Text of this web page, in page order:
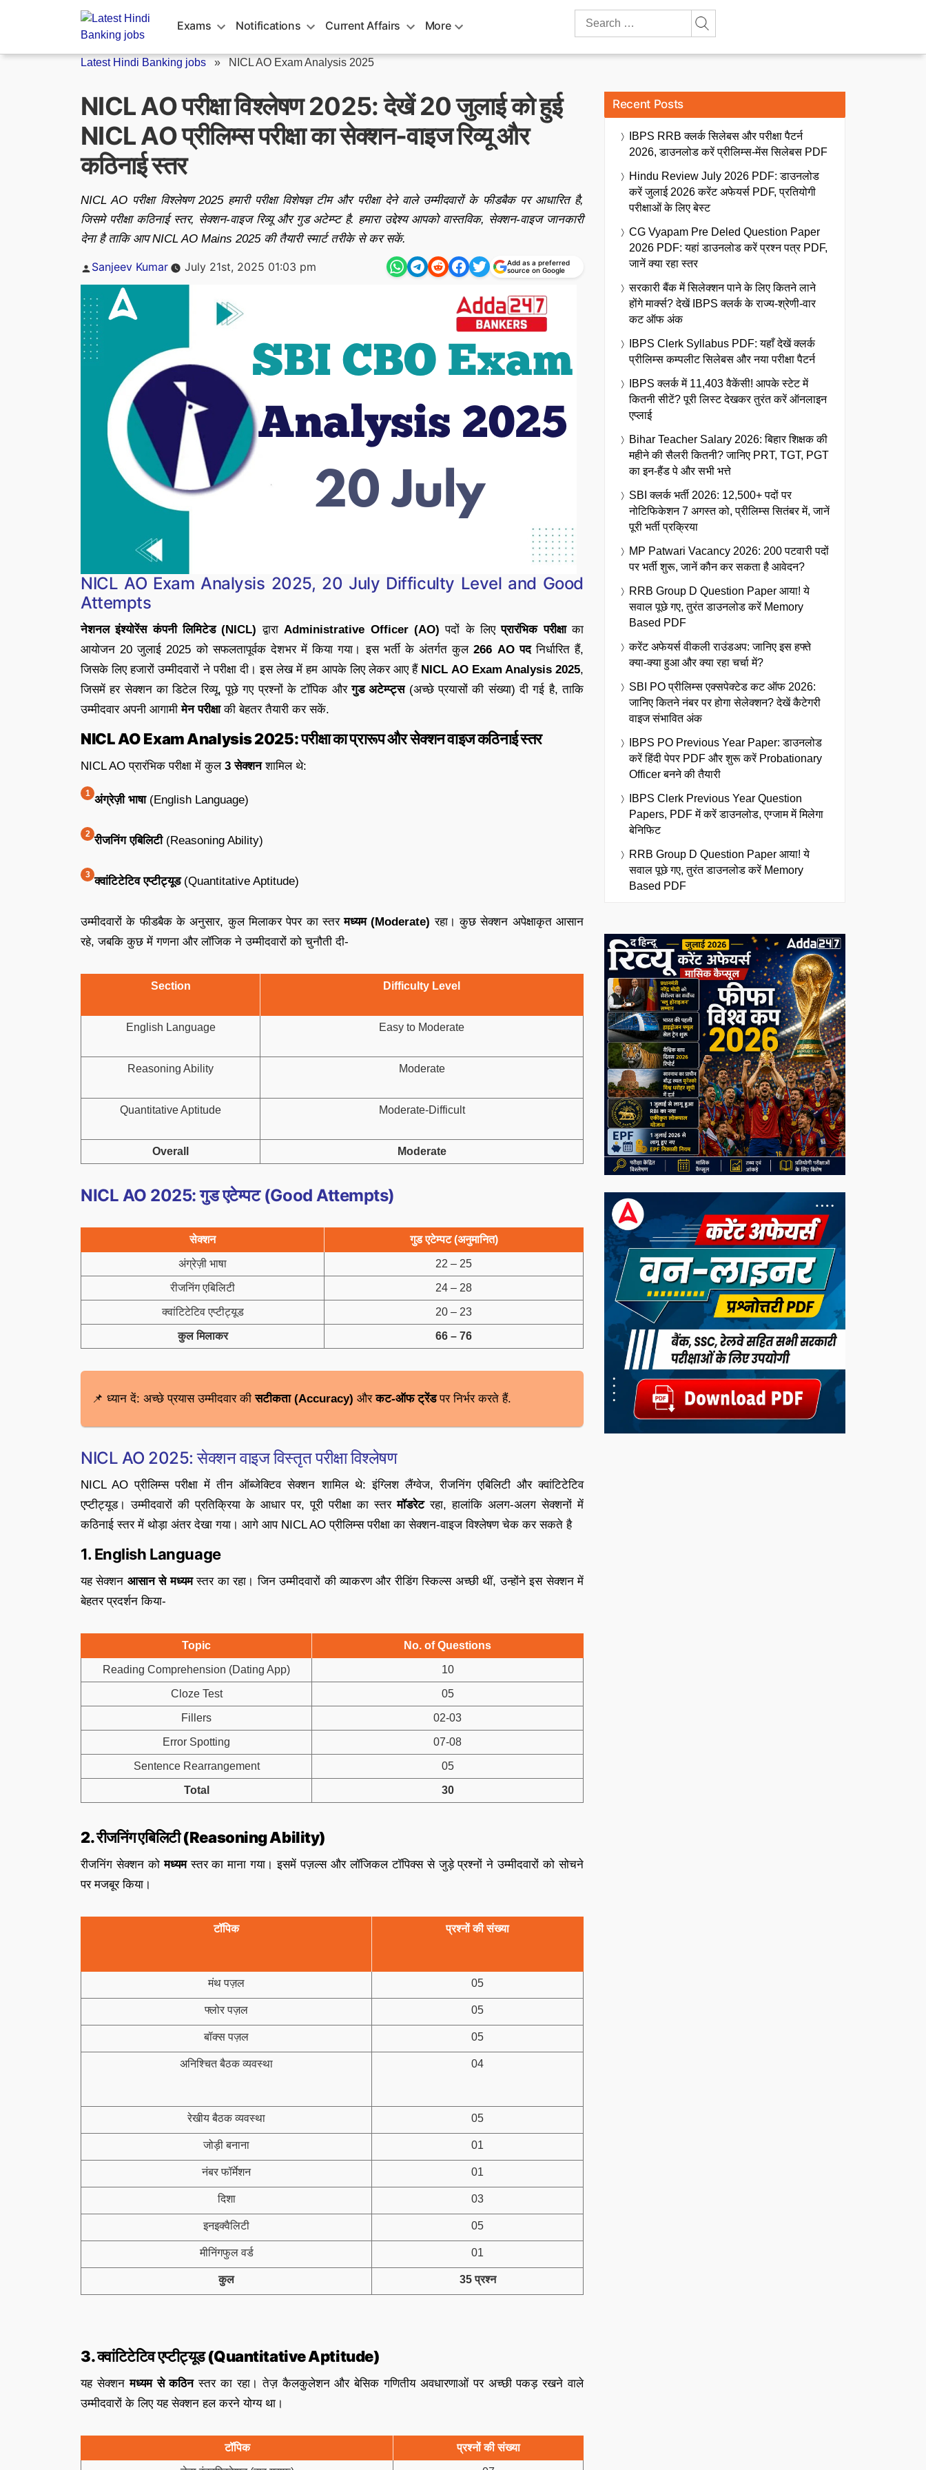
Exams Notifications Current Affairs More
Search
Latest Hindi Banking jobs » NICL AO Exam Analysis 2025
NICL AO परीक्षा विश्लेषण 2025: देखें 20 जुलाई को हुई
NICL AO प्रीलिम्स परीक्षा का सेक्शन-वाइज रिव्यू और
कठिनाई स्तर
NICL AO परीक्षा विश्लेषण 2025 हमारी परीक्षा विशेषज्ञ टीम और परीक्षा देने वाले उम्मीदवारों के फीडबैक पर आधारित है,
जिसमे परीक्षा कठिनाई स्तर, सेक्शन-वाइज रिव्यू और गुड अटेम्प्ट है. हमारा उद्देश्य आपको वास्तविक, सेक्शन-वाइज जानकारी
देना है ताकि आप NICL AO Mains 2025 की तैयारी स्मार्ट तरीके से कर सकें.
Posted
Sanjeev Kumar July 21st, 2025 01:03 pm
Add as a preferred
source on Google
NICL AO Exam Analysis 2025, 20 July Difficulty Level and Good
Attempts
नेशनल इंश्योरेंस कंपनी लिमिटेड (NICL) द्वाराAdministrative Officer (AO) पदों के लिएप्रारंभिक परीक्षाका
आयोजन 20 जुलाई 2025 को सफलतापूर्वक देशभर में किया गया। इस भर्ती के अंतर्गत कुल266 AO पदनिर्धारित हैं,
जिसके लिए हजारों उम्मीदवारों ने परीक्षा दी। इस लेख में हम आपके लिए लेकर आए हैं NICL AO Exam Analysis 2025,
जिसमें हर सेक्शन का डिटेल रिव्यू, पूछे गए प्रश्नों के टॉपिक औरगुड अटेम्प्ट्स(अच्छे प्रयासों की संख्या) दी गई है, ताकि
उम्मीदवार अपनी आगामीमेन परीक्षाकी बेहतर तैयारी कर सकें.
NICL AO Exam Analysis 2025: परीक्षा का प्रारूप और सेक्शन वाइज कठिनाई स्तर
NICL AO प्रारंभिक परीक्षा में कुल 3 सेक्शनशामिल थे:
अंग्रेज़ी भाषा(English Language)
रीजनिंग एबिलिटी(Reasoning Ability)
क्वांटिटेटिव एप्टीट्यूड(Quantitative Aptitude)
उम्मीदवारों के फीडबैक के अनुसार, कुल मिलाकर पेपर का स्तरमध्यम (Moderate) रहा। कुछ सेक्शन अपेक्षाकृत आसान
रहे, जबकि कुछ में गणना और लॉजिक ने उम्मीदवारों को चुनौती दी-
Section Difficulty Level
English Language Easy to Moderate
Reasoning Ability Moderate
Quantitative Aptitude Moderate-Difficult
Overall Moderate
NICL AO 2025: गुड एटेम्पट (Good Attempts)
सेक्शन गुड एटेम्पट (अनुमानित)
अंग्रेज़ी भाषा 22 – 25
रीजनिंग एबिलिटी 24 – 28
क्वांटिटेटिव एप्टीट्यूड 20 – 23
कुल मिलाकर 66 – 76
📌 ध्यान दें: अच्छे प्रयास उम्मीदवार कीसटीकता (Accuracy) औरकट-ऑफ ट्रेंडपर निर्भर करते हैं.
NICL AO 2025: सेक्शन वाइज विस्तृत परीक्षा विश्लेषण
NICL AO प्रीलिम्स परीक्षा में तीन ऑब्जेक्टिव सेक्शन शामिल थे: इंग्लिश लैंग्वेज, रीजनिंग एबिलिटी और क्वांटिटेटिव
एप्टीट्यूड। उम्मीदवारों की प्रतिक्रिया के आधार पर, पूरी परीक्षा का स्तरमॉडरेटरहा, हालांकि अलग-अलग सेक्शनों में
कठिनाई स्तर में थोड़ा अंतर देखा गया। आगे आप NICL AO प्रीलिम्स परीक्षा का सेक्शन-वाइज विश्लेषण चेक कर सकते है
1. English Language
यह सेक्शन आसान से मध्यमस्तर का रहा। जिन उम्मीदवारों की व्याकरण और रीडिंग स्किल्स अच्छी थीं, उन्होंने इस सेक्शन में
बेहतर प्रदर्शन किया-
Topic No. of Questions
Reading Comprehension (Dating App) 10
Cloze Test 05
Fillers 02-03
Error Spotting 07-08
Sentence Rearrangement 05
Total 30
2. रीजनिंग एबिलिटी (Reasoning Ability)
रीजनिंग सेक्शन कोमध्यमस्तर का माना गया। इसमें पज़ल्स और लॉजिकल टॉपिक्स से जुड़े प्रश्नों ने उम्मीदवारों को सोचने
पर मजबूर किया।
टॉपिक प्रश्नों की संख्या
मंथ पज़ल 05
फ्लोर पज़ल 05
बॉक्स पज़ल 05
अनिश्चित बैठक व्यवस्था 04
रेखीय बैठक व्यवस्था 05
जोड़ी बनाना 01
नंबर फॉर्मेशन 01
दिशा 03
इनइक्वैलिटी 05
मीनिंगफुल वर्ड 01
कुल 35 प्रश्न
3. क्वांटिटेटिव एप्टीट्यूड (Quantitative Aptitude)
यह सेक्शनमध्यम से कठिनस्तर का रहा। तेज़ कैलकुलेशन और बेसिक गणितीय अवधारणाओं पर अच्छी पकड़ रखने वाले
उम्मीदवारों के लिए यह सेक्शन हल करने योग्य था।
टॉपिक प्रश्नों की संख्या
Recent Posts
IBPS RRB क्लर्क सिलेबस और परीक्षा पैटर्न
2026, डाउनलोड करें प्रीलिम्स-मेंस सिलेबस PDF
Hindu Review July 2026 PDF: डाउनलोड
करें जुलाई 2026 करेंट अफेयर्स PDF, प्रतियोगी
परीक्षाओं के लिए बेस्ट
CG Vyapam Pre Deled Question Paper
2026 PDF: यहां डाउनलोड करें प्रश्न पत्र PDF,
जानें क्या रहा स्तर
सरकारी बैंक में सिलेक्शन पाने के लिए कितने लाने
होंगे मार्क्स? देखें IBPS क्लर्क के राज्य-श्रेणी-वार
कट ऑफ अंक
IBPS Clerk Syllabus PDF: यहाँ देखें क्लर्क
प्रीलिम्स कम्पलीट सिलेबस और नया परीक्षा पैटर्न
IBPS क्लर्क में 11,403 वैकेंसी! आपके स्टेट में
कितनी सीटें? पूरी लिस्ट देखकर तुरंत करें ऑनलाइन
एप्लाई
Bihar Teacher Salary 2026: बिहार शिक्षक की
महीने की सैलरी कितनी? जानिए PRT, TGT, PGT
का इन-हैंड पे और सभी भत्ते
SBI क्लर्क भर्ती 2026: 12,500+ पदों पर
नोटिफिकेशन 7 अगस्त को, प्रीलिम्स सितंबर में, जानें
पूरी भर्ती प्रक्रिया
MP Patwari Vacancy 2026: 200 पटवारी पदों
पर भर्ती शुरू, जानें कौन कर सकता है आवेदन?
RRB Group D Question Paper आया! ये
सवाल पूछे गए, तुरंत डाउनलोड करें Memory
Based PDF
करेंट अफेयर्स वीकली राउंडअप: जानिए इस हफ्ते
क्या-क्या हुआ और क्या रहा चर्चा में?
SBI PO प्रीलिम्स एक्सपेक्टेड कट ऑफ 2026:
जानिए कितने नंबर पर होगा सेलेक्शन? देखें कैटेगरी
वाइज संभावित अंक
IBPS PO Previous Year Paper: डाउनलोड
करें हिंदी पेपर PDF और शुरू करें Probationary
Officer बनने की तैयारी
IBPS Clerk Previous Year Question
Papers, PDF में करें डाउनलोड, एग्जाम में मिलेगा
बेनिफिट
RRB Group D Question Paper आया! ये
सवाल पूछे गए, तुरंत डाउनलोड करें Memory
Based PDF